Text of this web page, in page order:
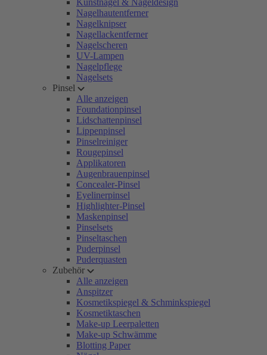
Kunstnägel & Nageldesign
Nagelhautentferner
Nagelknipser
Nagellackentferner
Nagelscheren
UV-Lampen
Nagelpflege
Nagelsets
Pinsel
Alle anzeigen
Foundationpinsel
Lidschattenpinsel
Lippenpinsel
Pinselreiniger
Rougepinsel
Applikatoren
Augenbrauenpinsel
Concealer-Pinsel
Eyelinerpinsel
Highlighter-Pinsel
Maskenpinsel
Pinselsets
Pinseltaschen
Puderpinsel
Puderquasten
Zubehör
Alle anzeigen
Anspitzer
Kosmetikspiegel & Schminkspiegel
Kosmetiktaschen
Make-up Leerpaletten
Make-up Schwämme
Blotting Paper